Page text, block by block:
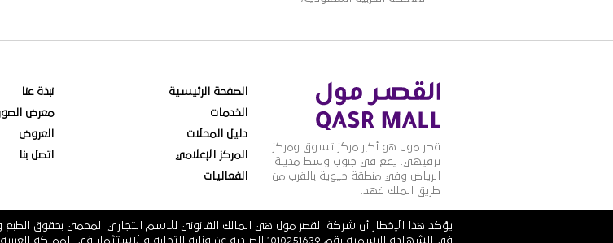
الشركة الرائدة في مجال تطوير
والترفيه على مستوى منطقة
الشرق الأوسط وأفريقيا
وآسيا، وذلك لافتتاح مجمّع
دور عرض “ڤوكس سينما” في
المملكة العربية السعودية.
وقد تمّ توقيع […]
المملكة العربية السعودية […]
عالمية
قصر مول هو أكبر مركز تسوق ومركز
ترفيهي. يقع في جنوب وسط مدينة
الرياض وفي منطقة حيوية بالقرب من
طريق الملك فهد.
الصفحة الرئيسية
الخدمات
دليل المحلات
المركز الإعلامي
الفعاليات
نبذة عنا
معرض الصور
العروض
اتصل بنا
يؤكد هذا الإخطار أن شركة القصر مول هي المالك القانوني للاسم التجاري المحمي بحقوق